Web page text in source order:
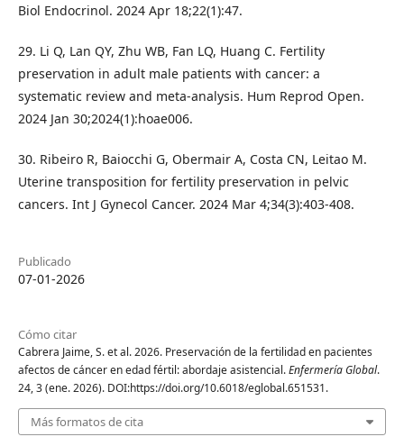
Biol Endocrinol. 2024 Apr 18;22(1):47.
29. Li Q, Lan QY, Zhu WB, Fan LQ, Huang C. Fertility
preservation in adult male patients with cancer: a
systematic review and meta-analysis. Hum Reprod Open.
2024 Jan 30;2024(1):hoae006.
30. Ribeiro R, Baiocchi G, Obermair A, Costa CN, Leitao M.
Uterine transposition for fertility preservation in pelvic
cancers. Int J Gynecol Cancer. 2024 Mar 4;34(3):403-408.
Publicado
07-01-2026
Cómo citar
Cabrera Jaime, S. et al. 2026. Preservación de la fertilidad en pacientes
afectos de cáncer en edad fértil: abordaje asistencial.Enfermería Global.
24, 3 (ene. 2026). DOI:https://doi.org/10.6018/eglobal.651531.
Más formatos de cita